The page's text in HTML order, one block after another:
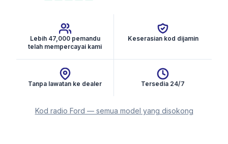
Lebih 47,000 pemandu
telah mempercayai kami
Keserasian kod dijamin
Tanpa lawatan ke dealer Tersedia 24/7
Kod radio Ford — semua model yang disokong